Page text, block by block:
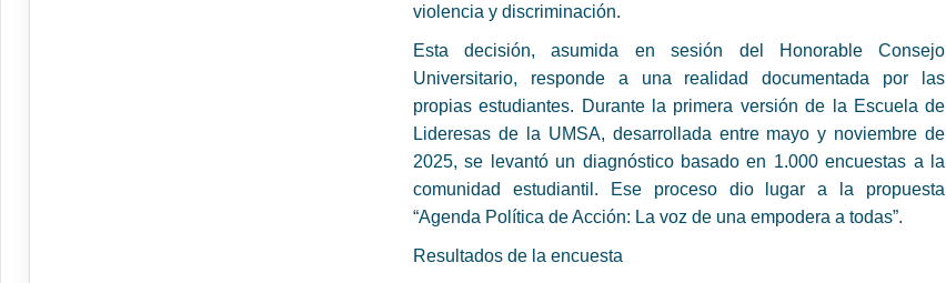
violencia y discriminación.
Esta decisión, asumida en sesión del Honorable Consejo
Universitario, responde a una realidad documentada por las
propias estudiantes. Durante la primera versión de la Escuela de
Lideresas de la UMSA, desarrollada entre mayo y noviembre de
2025, se levantó un diagnóstico basado en 1.000 encuestas a la
comunidad estudiantil. Ese proceso dio lugar a la propuesta
“Agenda Política de Acción: La voz de una empodera a todas”.
Resultados de la encuesta